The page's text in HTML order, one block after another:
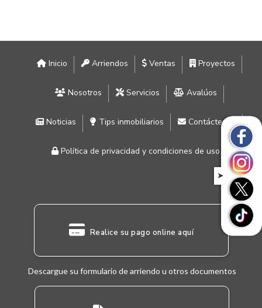
Inicio Arriendos Ventas Proyectos
Nosotros Servicios Avalúos
Noticias Tips inmobiliarios Contáctenos
Política de privacidad y condiciones de uso
Realice su pago online aquí
Descargue su formulario de arriendo u otros documentos
➤